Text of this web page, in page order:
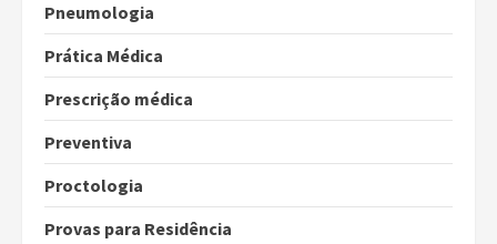
Pneumologia
Prática Médica
Prescrição médica
Preventiva
Proctologia
Provas para Residência